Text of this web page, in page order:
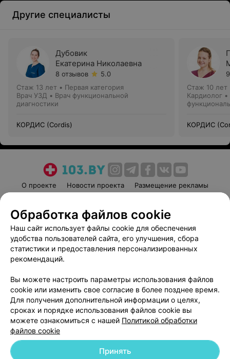
Другие специалисты
Дубовик
Екатерина Николаевна
8 отзывов
5.0
Стаж 13 лет • Первая категория
Врач УЗД • Врач функциональной
диагностики
КОРДИС (Cordis)
Стаж 10 лет
Кардиолог
КОРДИС
О проекте Новости проекта
Размещение рекламы
Пользовательское соглашение
Способы оплаты
Вакансии
Партнеры
Написать руководителю 103.by
Обработка персональных данных
© 2026 ООО «Артокс Лаб», УНП 191700409 | 220012, Республика Беларусь,
Обработка файлов cookie
Наш сайт использует файлы cookie для обеспечения
удобства пользователей сайта, его улучшения, сбора
статистики и предоставления персонализированных
рекомендаций.
Вы можете настроить параметры использования файлов
cookie или изменить свое согласие в более позднее время.
Для получения дополнительной информации о целях,
сроках и порядке использования файлов cookie вы
можете ознакомиться с нашей Политикой обработки
файлов cookie
Принять